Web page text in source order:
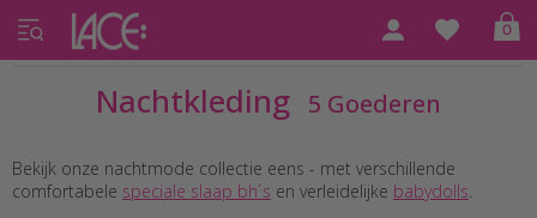
0
Home Nachtkleding
Nachtkleding 5 Goederen
Bekijk onze nachtmode collectie eens - met verschillende
comfortabele speciale slaap bh´s en verleidelijke babydolls.